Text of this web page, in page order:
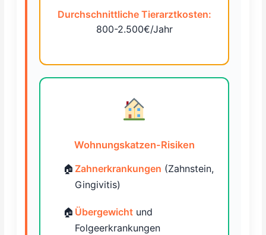
Durchschnittliche Tierarztkosten:
800-2.500€/Jahr
Wohnungskatzen-Risiken
Zahnerkrankungen (Zahnstein,
Gingivitis)
Übergewicht und
Folgeerkrankungen